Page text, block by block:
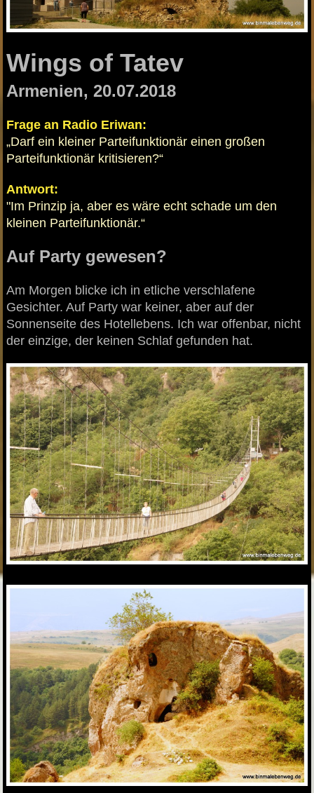
Wings of Tatev
Armenien, 20.07.2018
Frage an Radio Eriwan:
„Darf ein kleiner Parteifunktionär einen großen
Parteifunktionär kritisieren?“
Antwort:
"Im Prinzip ja, aber es wäre echt schade um den
kleinen Parteifunktionär.“
Auf Party gewesen?
Am Morgen blicke ich in etliche verschlafene
Gesichter. Auf Party war keiner, aber auf der
Sonnenseite des Hotellebens. Ich war offenbar, nicht
der einzige, der keinen Schlaf gefunden hat.